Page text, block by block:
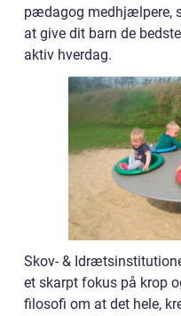
pædagog medhjælpere,
at give dit barn de
aktiv hverdag.
Skov- &
et skarpt fokus på krop
filosofi om at det hele,